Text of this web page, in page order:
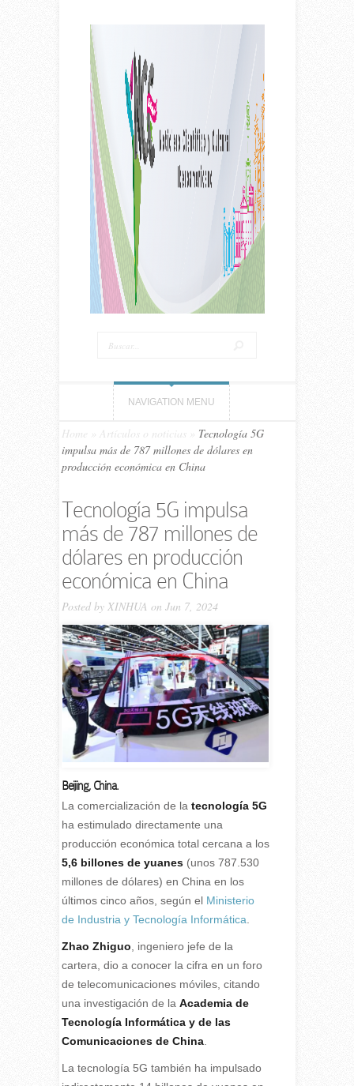
NAVIGATION MENU
Home Artículos o noticias
Tecnología 5G
impulsa más de 787 millones de dólares en
producción económica en China
Tecnología 5G impulsa
más de 787 millones de
dólares en producción
económica en China
Posted by XINHUA on Jun 7, 2024
Beijing, China.
La comercialización de la tecnología 5G
ha estimulado directamente una
producción económica total cercana a los
5,6 billones de yuanes(unos 787.530
millones de dólares) en China en los
últimos cinco años, según el Ministerio
de Industria y Tecnología Informática.
Zhao Zhiguo, ingeniero jefe de la
cartera, dio a conocer la cifra en un foro
de telecomunicaciones móviles, citando
una investigación de la Academia de
Tecnología Informática y de las
Comunicaciones de China.
La tecnología 5G también ha impulsado